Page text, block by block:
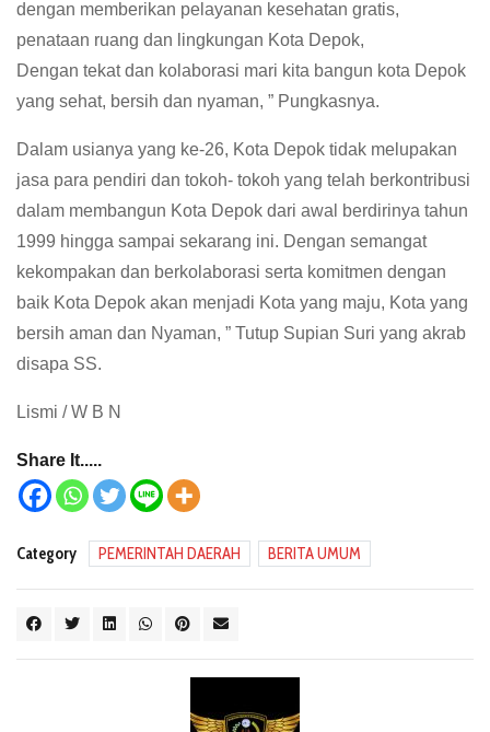
dengan memberikan pelayanan kesehatan gratis,
penataan ruang dan lingkungan Kota Depok,
Dengan tekat dan kolaborasi mari kita bangun kota Depok
yang sehat, bersih dan nyaman, ” Pungkasnya.
Dalam usianya yang ke-26, Kota Depok tidak melupakan
jasa para pendiri dan tokoh- tokoh yang telah berkontribusi
dalam membangun Kota Depok dari awal berdirinya tahun
1999 hingga sampai sekarang ini. Dengan semangat
kekompakan dan berkolaborasi serta komitmen dengan
baik Kota Depok akan menjadi Kota yang maju, Kota yang
bersih aman dan Nyaman, ” Tutup Supian Suri yang akrab
disapa SS.
Lismi / W B N
Share It.....
Category PEMERINTAH DAERAH BERITA UMUM